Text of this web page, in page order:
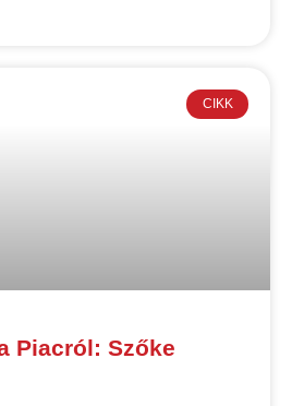
CIKK
Piacról: Szőke